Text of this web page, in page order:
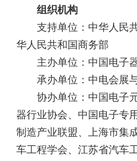
组织机构
支持单位：中华人民共
华人民共和国商务部
主办单位：中国电子器
承办单位：中电会展与
协办单位：中国电子元
器行业协会、中国电子专
制造产业联盟、上海市集
车工程学会、江苏省汽车